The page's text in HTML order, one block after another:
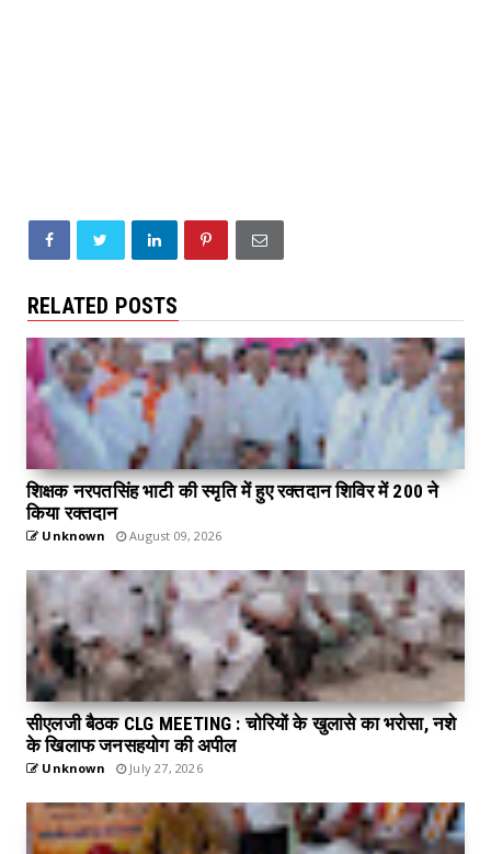
RELATED POSTS
शिक्षक नरपतसिंह भाटी की स्मृति में हुए रक्तदान शिविर में 200 ने
किया रक्तदान
Unknown August 09, 2026
सीएलजी बैठक CLG MEETING : चोरियों के खुलासे का भरोसा, नशे
के खिलाफ जनसहयोग की अपील
Unknown July 27, 2026